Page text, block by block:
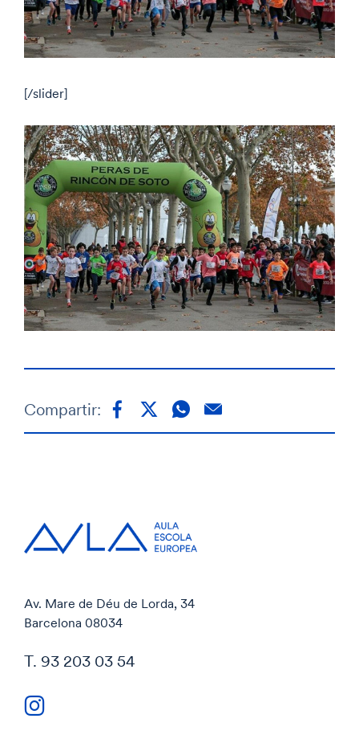
[/slider]
Compartir:
Av. Mare de Déu de Lorda, 34
Barcelona 08034
T. 93 203 03 54